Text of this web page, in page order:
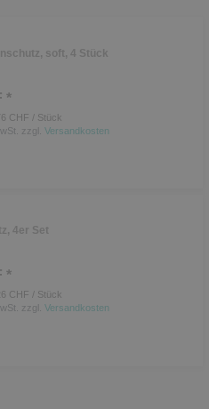
soft, 4 Stück
*
CHF / Stück
zzgl. Versandkosten
4er Set
*
CHF / Stück
zzgl. Versandkosten